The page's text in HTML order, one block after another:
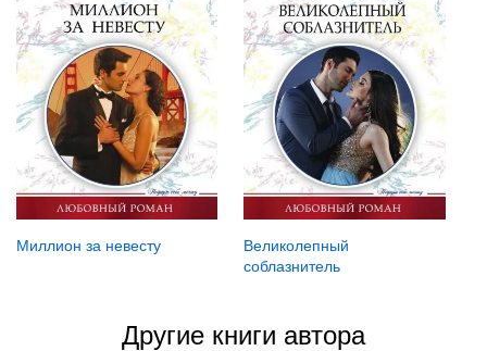
Миллион за невесту
Великолепный
соблазнитель
Другие книги автора